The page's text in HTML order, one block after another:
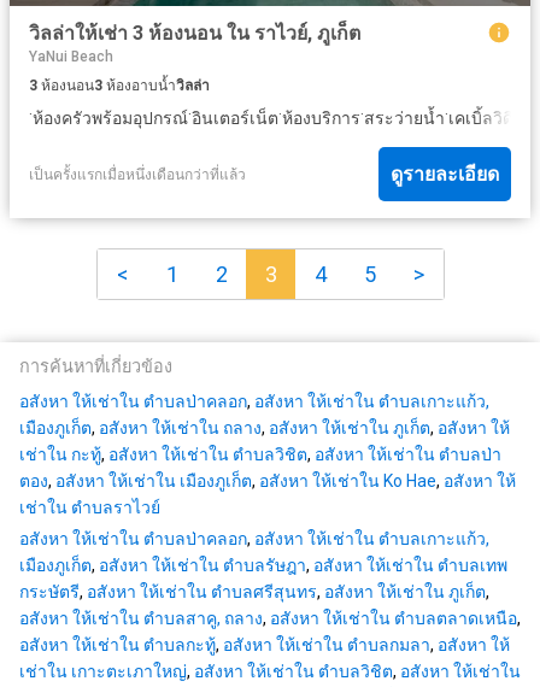
วิลล่าให้เช่า 3 ห้องนอน ใน ราไวย์, ภูเก็ต
YaNui Beach
3 ห้องนอน3 ห้องอาบน้ำวิลล่า
·ห้องครัวพร้อมอุปกรณ์·อินเตอร์เน็ต·ห้องบริการ·สระว่ายน้ำ·เคเบิ้ลวิดีโอ
เป็นครั้งแรกเมื่อหนึ่งเดือนกว่าที่แล้ว ดูรายละเอียด
< 1 2 3 4 5 >
การค้นหาที่เกี่ยวข้อง
อสังหา ให้เช่าใน ตำบลป่าคลอก, อสังหา ให้เช่าใน ตำบลเกาะแก้ว,
เมืองภูเก็ต, อสังหา ให้เช่าใน ถลาง, อสังหา ให้เช่าใน ภูเก็ต, อสังหา ให้
เช่าใน กะทู้, อสังหา ให้เช่าใน ตำบลวิชิต, อสังหา ให้เช่าใน ตำบลป่า
ตอง, อสังหา ให้เช่าใน เมืองภูเก็ต, อสังหา ให้เช่าใน Ko Hae, อสังหา ให้
เช่าใน ตำบลราไวย์
อสังหา ให้เช่าใน ตำบลป่าคลอก, อสังหา ให้เช่าใน ตำบลเกาะแก้ว,
เมืองภูเก็ต, อสังหา ให้เช่าใน ตำบลรัษฎา, อสังหา ให้เช่าใน ตำบลเทพ
กระษัตรี, อสังหา ให้เช่าใน ตำบลศรีสุนทร, อสังหา ให้เช่าใน ภูเก็ต,
อสังหา ให้เช่าใน ตำบลสาคู, ถลาง, อสังหา ให้เช่าใน ตำบลตลาดเหนือ,
อสังหา ให้เช่าใน ตำบลกะทู้, อสังหา ให้เช่าใน ตำบลกมลา, อสังหา ให้
เช่าใน เกาะตะเภาใหญ่, อสังหา ให้เช่าใน ตำบลวิชิต, อสังหา ให้เช่าใน